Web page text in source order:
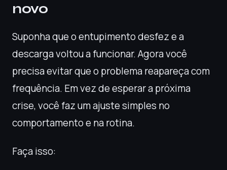
novo
Suponha que o entupimento desfez e a
descarga voltou a funcionar. Agora você
precisa evitar que o problema reapareça com
frequência. Em vez de esperar a próxima
crise, você faz um ajuste simples no
comportamento e na rotina.
Faça isso: